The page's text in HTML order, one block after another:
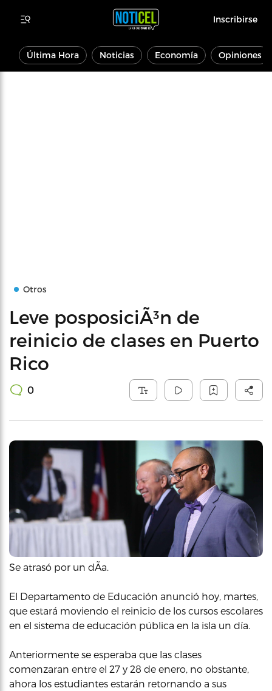
Inscribirse
Última Hora Noticias Economía Opiniones
Otros
Leve posposiciÃ³n de
reinicio de clases en Puerto
Rico
0
Se atrasó por un dÃ­a.
El Departamento de Educación anunció hoy, martes,
que estará moviendo el reinicio de los cursos escolares
en el sistema de educación pública en la isla un día.
Anteriormente se esperaba que las clases
comenzaran entre el 27 y 28 de enero, no obstante,
ahora los estudiantes estarán retornando a sus